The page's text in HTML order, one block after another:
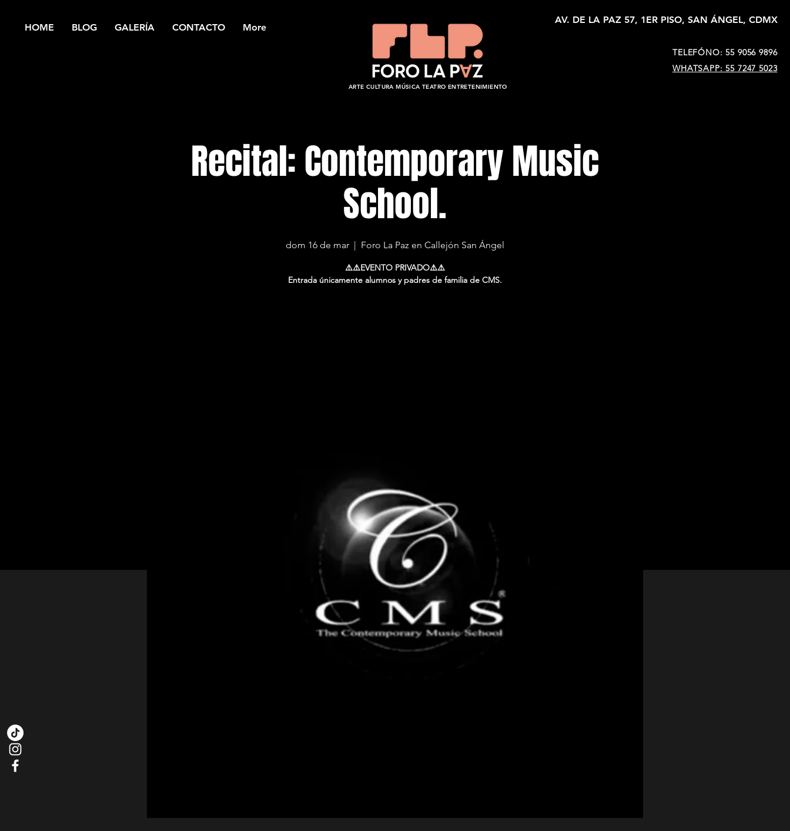
HOME BLOG GALERÍA CONTACTO More
AV. DE LA PAZ 57, 1ER PISO, SAN ÁNGEL, CDMX
ARTE CULTURA MÚSICA TEATRO ENTRETENIMIENTO
TELEFÓNO: 55 9056 9896
WHATSAPP: 55 7247 5023
Recital: Contemporary Music
School.
dom 16 de mar
  |
Foro La Paz en Callejón San Ángel
⚠️⚠️EVENTO PRIVADO⚠️⚠️
Entrada únicamente alumnos y padres de familia de CMS.